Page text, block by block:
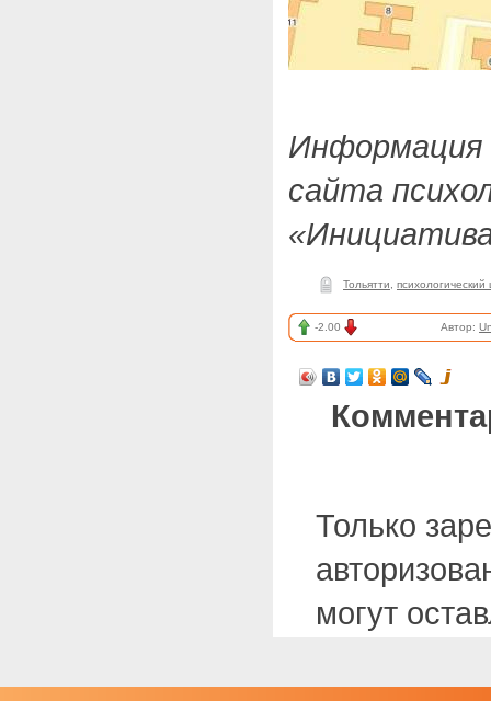
Информация
сайта
Тольятти психологический
-2.00 Автор:
Только
могут